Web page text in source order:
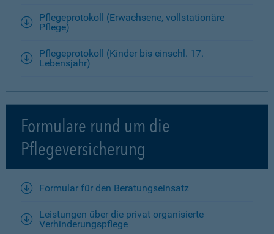
Pflegeprotokoll (Erwachsene, vollstationäre
Pflege)
Pflegeprotokoll (Kinder bis einschl. 17.
Lebensjahr)
Formulare rund um die
Pflegeversicherung
Formular für den Beratungseinsatz
Leistungen über die privat organisierte
Verhinderungspflege